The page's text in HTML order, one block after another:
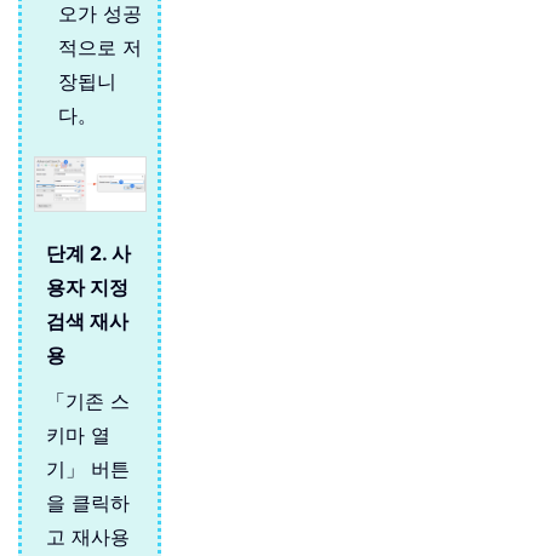
오가 성공
적으로 저
장됩니
다。
단계 2. 사
용자 지정
검색 재사
용
「기존 스
키마 열
기」 버튼
을 클릭하
고 재사용